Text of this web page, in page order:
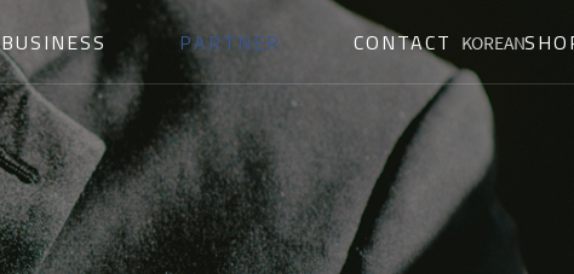
BUSINESS PARTNER CONTACT KOREAN